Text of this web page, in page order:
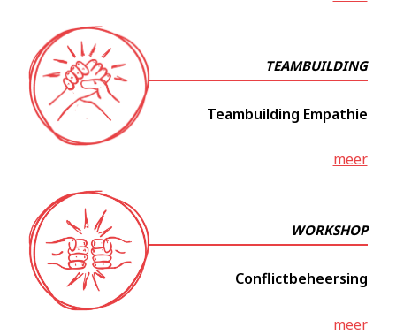
TEAMBUILDING
Teambuilding Empathie
meer
WORKSHOP
Conflictbeheersing
meer